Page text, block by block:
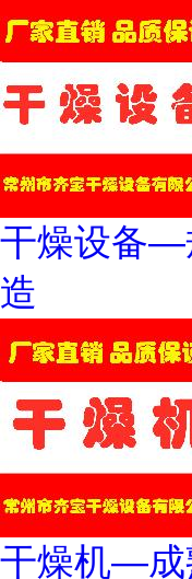
干燥设备—
造
干燥机—成